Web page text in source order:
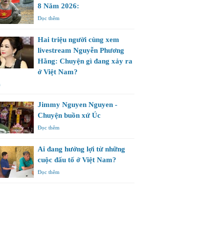
8 Năm 2026:
Đọc thêm
Hai triệu người cùng xem
livestream Nguyễn Phương
Hằng: Chuyện gì đang xảy ra
ở Việt Nam?
Jimmy Nguyen Nguyen -
Chuyện buồn xứ Úc
Đọc thêm
Ai đang hưởng lợi từ những
cuộc đấu tố ở Việt Nam?
Đọc thêm